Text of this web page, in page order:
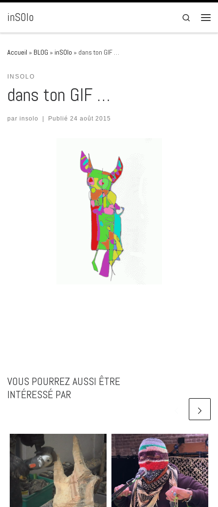
Passer au contenu
inSOlo
Search
Accueil » BLOG » inSOlo » dans ton GIF …
INSOLO
dans ton GIF …
par insolo | Publié 24 août 2015
VOUS POURREZ AUSSI ÊTRE
INTÉRESSÉ PAR